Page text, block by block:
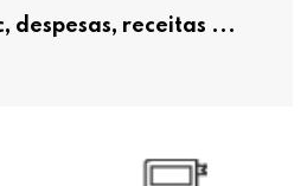
despesas, receitas ...